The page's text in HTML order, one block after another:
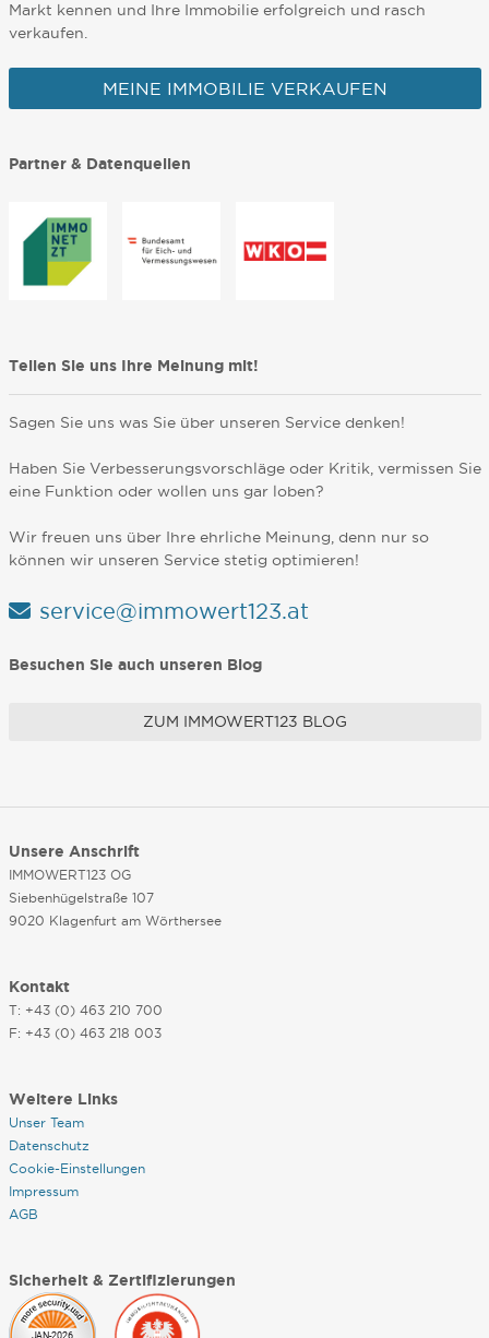
Markt kennen und Ihre Immobilie erfolgreich und rasch
verkaufen.
MEINE IMMOBILIE VERKAUFEN
Partner & Datenquellen
Teilen Sie uns Ihre Meinung mit!
Sagen Sie uns was Sie über unseren Service denken!
Haben Sie Verbesserungsvorschläge oder Kritik, vermissen Sie
eine Funktion oder wollen uns gar loben?
Wir freuen uns über Ihre ehrliche Meinung, denn nur so
können wir unseren Service stetig optimieren!
service@immowert123.at
Besuchen Sie auch unseren Blog
ZUM IMMOWERT123 BLOG
Unsere Anschrift
IMMOWERT123 OG
Siebenhügelstraße 107
9020 Klagenfurt am Wörthersee
Kontakt
T: +43 (0) 463 210 700
F: +43 (0) 463 218 003
Weitere Links
Unser Team
Datenschutz
Cookie-Einstellungen
Impressum
AGB
Sicherheit & Zertifizierungen